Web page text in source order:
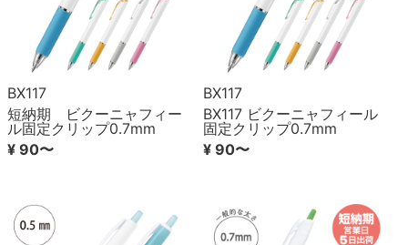
BX117
短納期 ビクーニャフィー
ル固定クリップ0.7mm
¥ 90〜
BX117
BX117 ビクーニャフィール
固定クリップ0.7mm
¥ 90〜